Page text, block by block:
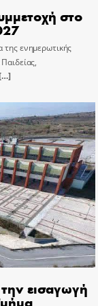
στο
της ενημερωτικής
εισαγωγή